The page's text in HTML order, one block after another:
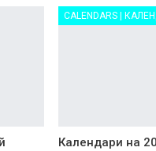
Календари на